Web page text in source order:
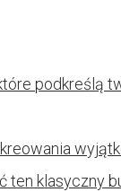
podkreślą
ten klasyczny